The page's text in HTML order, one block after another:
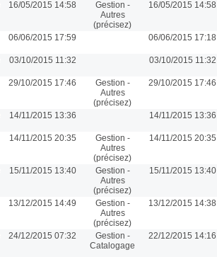
16/05/2015 14:58
Gestion -
Autres
(précisez)
16/05/2015 14:58
06/06/2015 17:59 06/06/2015 17:18
03/10/2015 11:32 03/10/2015 11:32
29/10/2015 17:46
Gestion -
Autres
(précisez)
29/10/2015 17:46
14/11/2015 13:36 14/11/2015 13:36
14/11/2015 20:35
Gestion -
Autres
(précisez)
14/11/2015 20:35
15/11/2015 13:40
Gestion -
Autres
(précisez)
15/11/2015 13:40
13/12/2015 14:49
Gestion -
Autres
(précisez)
13/12/2015 14:38
24/12/2015 07:32
Gestion -
Catalogage
22/12/2015 14:16